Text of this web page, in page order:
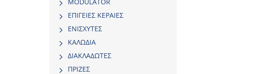
ΕΠΙΓΕΙΕΣ ΚΕΡΑΙΕΣ
ΕΝΙΣΧΥΤΕΣ
ΚΑΛΩΔΙΑ
ΔΙΑΚΛΑΔΩΤΕΣ
ΠΡΙΖΕΣ